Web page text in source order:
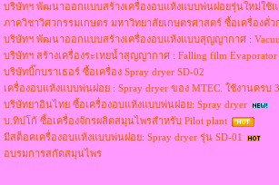
บริษัทฯ พัฒนาออกแบบสร้างเครื่องอบแห้งแบบพ่นฝอยรุ่นใหม่ใช้แ
ภาควิชาวิศวกรรมเกษตร มหาวิทยาลัยเกษตรศาสตร์ ซื้อเครื่องคั่ว
บริษัทฯ พัฒนาออกแบบสร้างเครื่องอบแห้งแบบสุญญากาศ :
บริษัทฯ สร้างเครื่องระเหยน้ำสุญญากาศ : Falling film
บริษัทบิ๊กบราเธอร์ ซื้อเครื่อง Spray dryer SD-02
เครื่องอบแห้งแบบพ่นฝอย : Spray dryer ของ MTEC. ใช้งานครบ
บริษัทยาอินไทย ซื้อเครื่องอบแห้งแบบพ่นฝอย: Spray dryer
บ.ทิปโก้ ซื้อเครื่องจักรผลิตสมุนไพรสำหรับ Pilot plant
มีสต็อคเครื่องอบแห้งแบบพ่นฝอย: Spray dryer รุ่น SD-01
อบรมการสกัดสมุนไพร